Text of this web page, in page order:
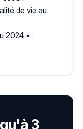
de vie au
2024 •
3